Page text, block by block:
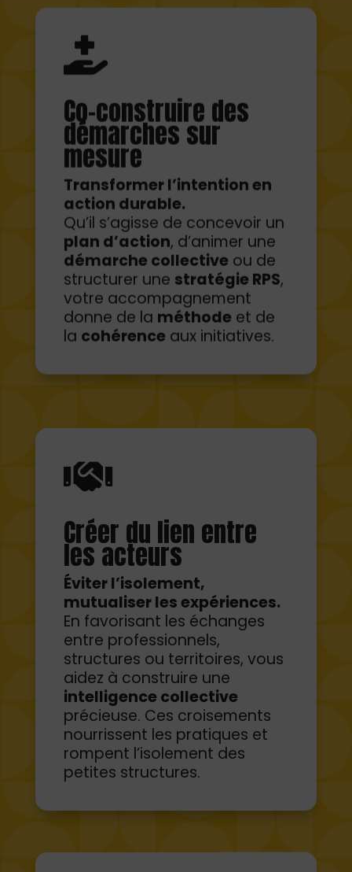
Co-construire des
démarches sur
mesure
Transformer l’intention en
action durable.
Qu’il s’agisse de concevoir un
plan d’action, d’animer une
démarche collectiveou de
structurer une stratégie RPS
votre accompagnement
donne de laméthodeet de
lacohérenceaux initiatives.

Créer du lien entre
les acteurs
Éviter l’isolement,
mutualiser les expériences.
En favorisant les échanges
entre professionnels,
structures ou territoires, vous
aidez à construire une
intelligence collective
précieuse. Ces croisements
nourrissent les pratiques et
rompent l’isolement des
petites structures.
